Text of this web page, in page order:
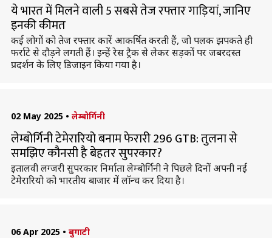
ये भारत में मिलने वाली 5 सबसे तेज रफ्तार गाड़ियां, जानिए
इनकी कीमत
कई लोगों को तेज रफ्तार कारें आकर्षित करती हैं, जो पलक झपकते ही
फर्राटे से दौड़ने लगती हैं। इन्हें रेस ट्रैक से लेकर सड़कों पर जबरदस्त
प्रदर्शन के लिए डिजाइन किया गया है।
02 May 2025 • लेम्बोर्गिनी
लेम्बोर्गिनी टेमेरारियो बनाम फेरारी 296 GTB: तुलना से
समझिए कौनसी है बेहतर सुपरकार?
इतालवी लग्जरी सुपरकार निर्माता लेम्बोर्गिनी ने पिछले दिनों अपनी नई
टेमेरारियो को भारतीय बाजार में लॉन्च कर दिया है।
06 Apr 2025 • बुगाटी